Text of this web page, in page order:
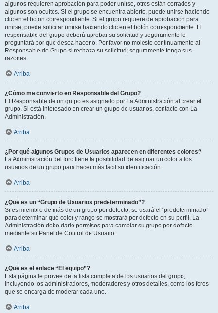
algunos requieren aprobación para poder unirse, otros están cerrados y
algunos son ocultos. Si el grupo se encuentra abierto, puede unirse haciendo
clic en el botón correspondiente. Si el grupo requiere de aprobación para
unirse, puede solicitar unirse haciendo clic en el botón correspondiente. El
responsable del grupo deberá aprobar su solicitud y seguramente le
preguntará por qué desea hacerlo. Por favor no moleste continuamente al
Responsable de Grupo si rechaza su solicitud; seguramente tenga sus
razones.
Arriba
¿Cómo me convierto en Responsable del Grupo?
El Responsable de un grupo es asignado por La Administración al crear el
grupo. Si está interesado en crear un grupo de usuarios, contacte con La
Administración.
Arriba
¿Por qué algunos Grupos de Usuarios aparecen en diferentes colores?
La Administración del foro tiene la posibilidad de asignar un color a los
usuarios de un grupo para hacer más fácil su identificación.
Arriba
¿Qué es un “Grupo de Usuarios predeterminado”?
Si es miembro de más de un grupo por defecto, se usará el “predeterminado”
para determinar qué color y rango se mostrará por defecto en su perfil. La
Administración debe darle permisos para cambiar su grupo por defecto
mediante su Panel de Control de Usuario.
Arriba
¿Qué es el enlace “El equipo”?
Esta página le provee de la lista completa de los usuarios del grupo,
incluyendo los administradores, moderadores y otros detalles, como los foros
que se encarga de moderar cada uno.
Arriba